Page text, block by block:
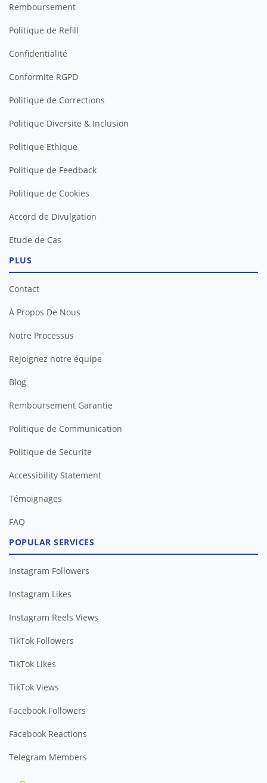
Remboursement
Politique de Refill
Confidentialité
Conformite RGPD
Politique de Corrections
Politique Diversite & Inclusion
Politique Ethique
Politique de Feedback
Politique de Cookies
Accord de Divulgation
Etude de Cas
PLUS
Contact
À Propos De Nous
Notre Processus
Rejoignez notre équipe
Blog
Remboursement Garantie
Politique de Communication
Politique de Securite
Accessibility Statement
Témoignages
FAQ
POPULAR SERVICES
Instagram Followers
Instagram Likes
Instagram Reels Views
TikTok Followers
TikTok Likes
TikTok Views
Facebook Followers
Facebook Reactions
Telegram Members